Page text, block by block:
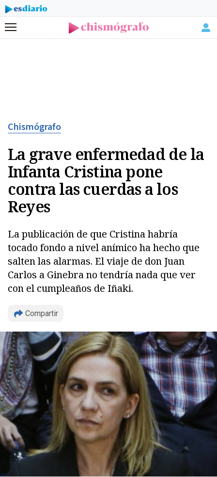
Menú
Chismógrafo
La grave enfermedad de la
Infanta Cristina pone
contra las cuerdas a los
Reyes
La publicación de que Cristina habría
tocado fondo a nivel anímico ha hecho que
salten las alarmas. El viaje de don Juan
Carlos a Ginebra no tendría nada que ver
con el cumpleaños de Iñaki.
Compartir
Copiar